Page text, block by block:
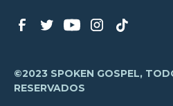
©2023 SPOKEN GOSPEL,
RESERVADOS